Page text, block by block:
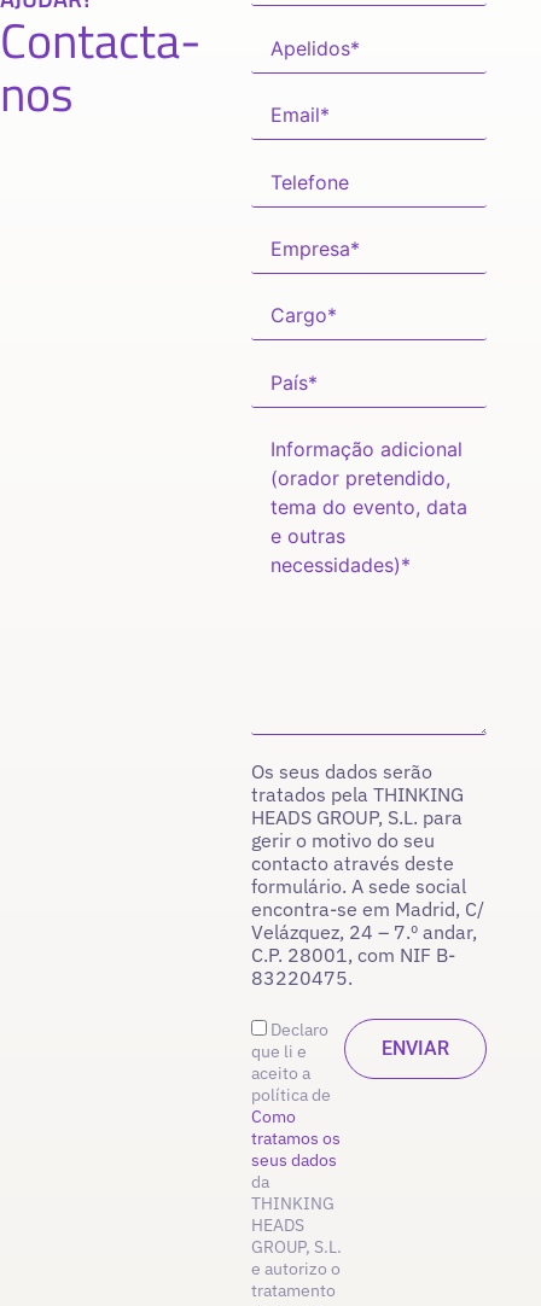
Contacta-
nos
Os seus dados serão
tratados pela THINKING
HEADS GROUP, S.L. para
gerir o motivo do seu
contacto através deste
formulário. A sede social
encontra-se em Madrid, C/
Velázquez, 24 – 7.º andar,
C.P. 28001, com NIF B-
83220475.
Declaro
que li e
aceito a
política de
Como
tratamos os
seus dados
da
THINKING
HEADS
GROUP, S.L.
e autorizo o
tratamento